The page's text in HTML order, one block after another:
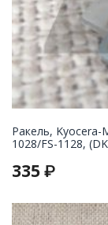
Ракель, Kyocera-
1028/FS-1128,
335 ₽